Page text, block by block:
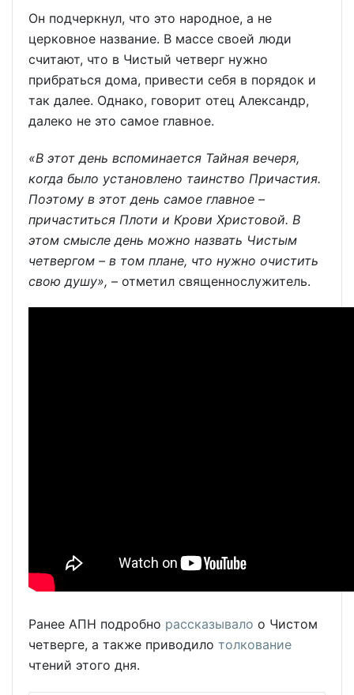
Он подчеркнул, что это народное, а не
церковное название. В массе своей люди
считают, что в Чистый четверг нужно
прибраться дома, привести себя в порядок и
так далее. Однако, говорит отец Александр,
далеко не это самое главное.
«В этот день вспоминается Тайная вечеря,
когда было установлено таинство Причастия.
Поэтому в этот день самое главное –
причаститься Плоти и Крови Христовой. В
этом смысле день можно назвать Чистым
четвергом – в том плане, что нужно очистить
свою душу», – отметил священнослужитель.
Ранее АПН подробно рассказывало о Чистом
четверге, а также приводило толкование
чтений этого дня.